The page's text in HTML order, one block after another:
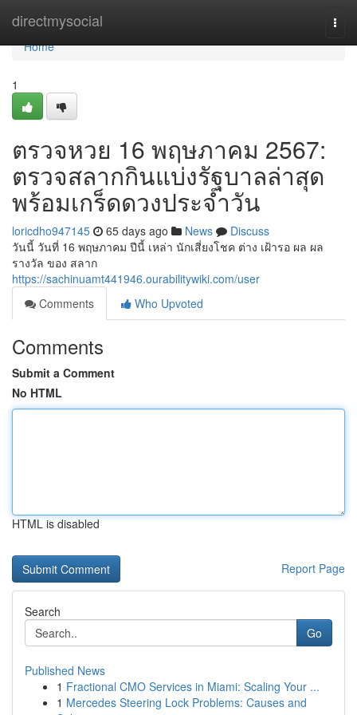
directmysocial
Home
Home
1
ตรวจหวย 16 พฤษภาคม 2567:
ตรวจสลากกินแบ่งรัฐบาลล่าสุด
พร้อมเกร็ดดวงประจำวัน
loricdho947145 65 days ago News
Discuss
วันนี้ วันที่ 16 พฤษภาคม ปีนี้ เหล่า นักเสี่ยงโชค ต่าง เฝ้ารอ ผล ผล
รางวัล ของ สลาก
https://sachinuamt441946.ourabilitywiki.com/user
Comments
Who Upvoted
Comments
Submit a Comment
No HTML
HTML is disabled
Report Page
Search
Go
Published News
1 Fractional CMO Services in Miami: Scaling Your ...
1 Mercedes Steering Lock Problems: Causes and